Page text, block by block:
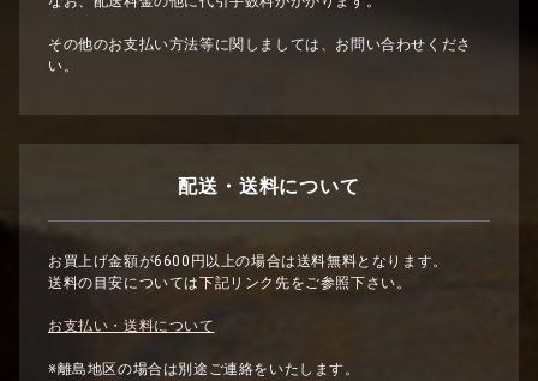
その他のお支払い方法等に関しましては、お問い合わせくださ
い。
配送・送料について
お買上げ金額が6600円以上の場合は送料無料となります。
送料の目安については下記リンク先をご参照下さい。
お支払い・送料について
※離島地区の場合は別途ご連絡をいたします。